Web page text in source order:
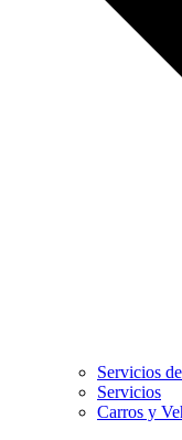
Servicios
Servicios
Carros y